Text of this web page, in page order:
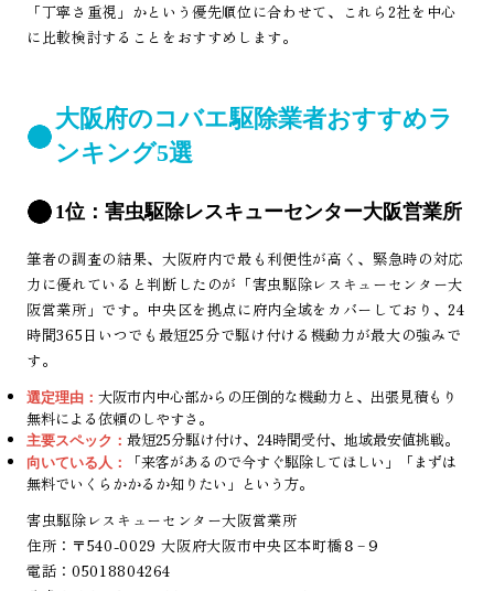
「丁寧さ重視」かという優先順位に合わせて、これら2社を中心
に比較検討することをおすすめします。
大阪府のコバエ駆除業者おすすめラ
ンキング5選
1位：害虫駆除レスキューセンター大阪営業所
筆者の調査の結果、大阪府内で最も利便性が高く、緊急時の対応
力に優れていると判断したのが「害虫駆除レスキューセンター大
阪営業所」です。中央区を拠点に府内全域をカバーしており、24
時間365日いつでも最短25分で駆け付ける機動力が最大の強みで
す。
選定理由： 大阪市内中心部からの圧倒的な機動力と、出張見積もり
無料による依頼のしやすさ。
主要スペック： 最短25分駆け付け、24時間受付、地域最安値挑戦。
向いている人：
「来客があるので今すぐ駆除してほしい」「まずは
無料でいくらかかるか知りたい」という方。
害虫駆除レスキューセンター大阪営業所
住所：〒540-0029 大阪府大阪市中央区本町橋８−９
電話：05018804264